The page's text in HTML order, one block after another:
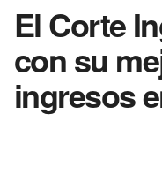
El Corte
con su
ingresos